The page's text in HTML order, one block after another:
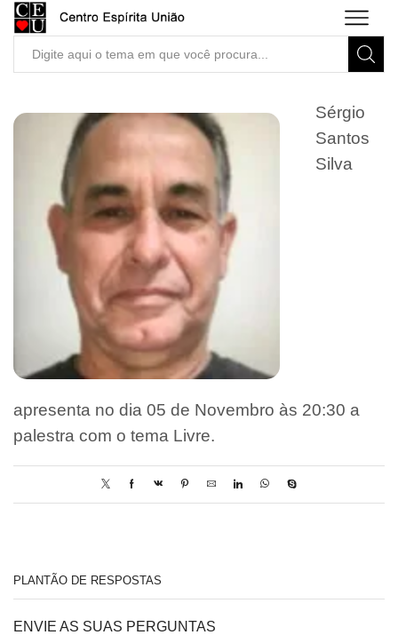
Search
Sérgio
Santos
Silva
apresenta no dia 05 de Novembro às 20:30 a
palestra com o tema Livre.
PLANTÃO DE RESPOSTAS
ENVIE AS SUAS PERGUNTAS